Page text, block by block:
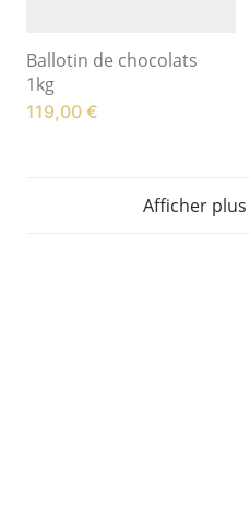
Ballotin de chocolats
1kg
119,00 €
Afficher